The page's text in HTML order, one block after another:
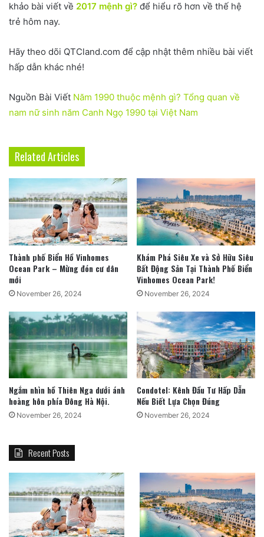
khảo bài viết về 2017 mệnh gì? để hiểu rõ hơn về thế hệ
trẻ hôm nay.
Hãy theo dõi QTCland.com để cập nhật thêm nhiều bài viết
hấp dẫn khác nhé!
Nguồn Bài Viết Năm 1990 thuộc mệnh gì? Tổng quan về
nam nữ sinh năm Canh Ngọ 1990 tại Việt Nam
Related Articles
Thành phố Biển Hồ Vinhomes
Ocean Park – Mừng đón cư dân
mới
November 26, 2024
Khám Phá Siêu Xe và Sở Hữu Siêu
Bất Động Sản Tại Thành Phố Biển
Vinhomes Ocean Park!
November 26, 2024
Ngắm nhìn hồ Thiên Nga dưới ánh
hoàng hôn phía Đông Hà Nội.
November 26, 2024
Condotel: Kênh Đầu Tư Hấp Dẫn
Nếu Biết Lựa Chọn Đúng
November 26, 2024
Recent Posts